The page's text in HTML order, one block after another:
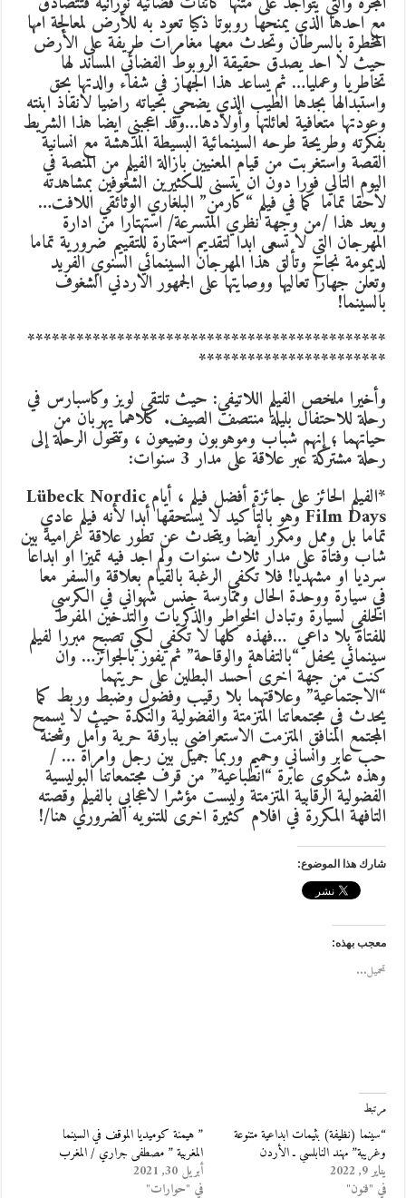
مع احدها الذي يمنحها روبوتا ذكيا تعود به للأرض لمعالجة امها
المخطرة بالسرطان وتحدث معها مغامرات طريفة على الأرض
حيث لا احد يصدق حقيقة الروبوط الفضائي المساند لها
تخاطريا وعمليا… ثم يساعد هذا الجهاز في شفاء والدتها بحق
واستبدالها بجدها الطيب الذي يضحي بحياته راضيا لانقاذ ابنته
وعودتها متعافية لعائلتها وأولادها…وقد اعجبني ايضا هذا الشريط
بفكرته وطريحة طرحه السينمائية البسيطة المدهشة مع انسانية
القصة واستغربت من قيام المعنيين بازالة الفيلم من المنصة في
اليوم التالي فورا دون ان يتسنى للكثيرين الشغوفين بمشاهدته
لاحقا تماما كما في فيلم “كارمن” البلغاري الوثائقي اللافت…
ويعد هذا /من وجهة نظري المتسرعة/ استهتارا من ادارة
المهرجان التي لا تسعى ابدا لتقديم استمارة للتقييم ضرورية تماما
لديمومة نجاح وتألق هذا المهرجان السينمائي السنوي الفريد
وتعلن جهارا تعاليها ووصايتها على الجمهور الاردني الشغوف
بالسينما!
********************************************
**********************
*
وأخيرا ملخص الفيلم اللاتيفي: حيث تلتقي لويز وكاسبارس في
رحلة للاحتفال بليلة منتصف الصيف. كلاهما يهربان من
حياتهما ؛ إنهم شباب وموهوبون وضيعون ، وتتحول الرحلة إلى
رحلة مشتركة عبر علاقة على مدار 3 سنوات:
*الفيلم الحائز على جائزة أفضل فيلم ، أيام Lübeck Nordic
Film Days وهو بالتأكيد لا يستحقها أبدا لأنه فيلم عادي
تماما بل وممل ومكرر أيضا ويتحدث عن تطور علاقة غرامية بين
شاب وفتاة على مدار ثلاث سنوات ولم اجد فيه تميزا او ابداعا
سرديا او مشهديا! فلا تكفي الرغبة بالقيام بعلاقة والسفر معا
في سيارة ووحدة الحال وممارسة جنس شهواني في الكرسي
الخلفي لسيارة وتبادل الخواطر والذكريات والتدخين المفرط
للفتاة بلا داعي …فهذه كلها لا تكفي لكي تصبح مبررا لفيلم
سينمائي يحفل “بالتفاهة والوقاحة” ثم يفوز بالجوائز… وان
كنت من جهة اخرى أحسد البطلين على حريتهما
“الاجتماعية” وعلاقتهما بلا رقيب وفضول وضبط وربط كما
يحدث في مجتمعاتنا المتزمتة والفضولية والنكدة حيث لا يسمح
المجتمع المنافق المتزمت الاستعراضي ببارقة حرية وأمل وشحنة
حب عابر وانساني وحميم وربما جميل بين رجل وامراة … /
وهذه شكوى عابرة “انطباعية” من قرف مجتمعاتنا البوليسية
الفضولية الرقابية المتزمتة وليست مؤشرا لاعجابي بالفيلم وقصته
التافهة المكررة في افلام كثيرة اخرى للتنويه الضروري هنا/!
شارك هذا الموضوع:
معجب بهذه:
تحميل...
مرتبط
“سينما (نظيفة) بثيمات ابداعية متنوعة
وغريبة” مهند النابلسي ـ الأردن
يناير 9, 2022
في "فنون"
” هيمنة كوميديا الموقف في السينما
المغربية ” مصطفى جراري / المغرب
أبريل 30, 2021
في "حوارات"